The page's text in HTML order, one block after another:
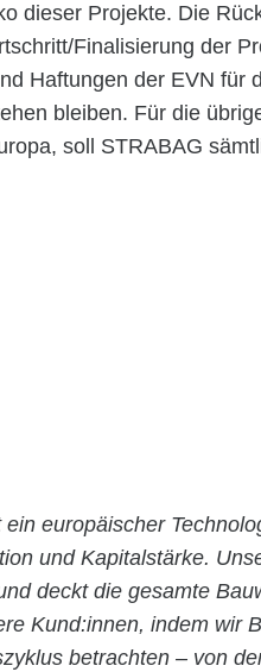
dieser Projekte. Die
Finalisierung der
Haftungen der EVN für
bleiben. Für die
soll STRABAG
ein europäischer
und Kapitalstärke.
deckt die gesamte
Kund:innen, indem wir
betrachten – von